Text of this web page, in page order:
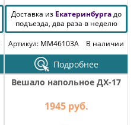
Доставка из Екатеринбургадо
подъезда, два раза в неделю
Артикул: MM46103A
В наличии
Подробнее
Вешало напольное ДХ-17
1945 руб.